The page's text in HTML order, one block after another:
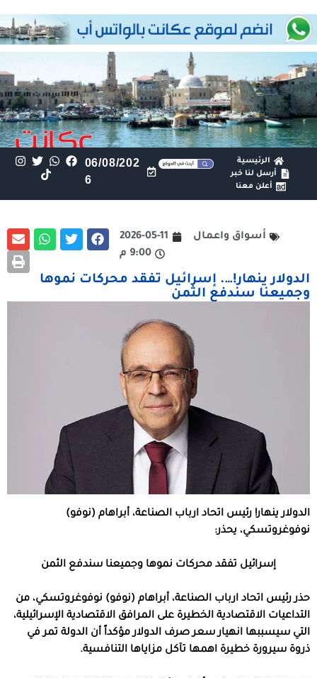
الرئيسية
أرسل لنا خبر
أعلن معنا
06/08/202
6
أسواق واعمال
2026-05-11
9:00 م
الدولار ينهار!…. إسرائيل تفقد محركات نموها
وجميعنا سندفع الثمن
الدولار ينهار! رئيس اتحاد ارباب الصناعة، أبراهام (نوفو)
نوفوغروتسكي، يحذر:
إسرائيل تفقد محركات نموها وجميعنا سندفع الثمن
حذررئيس اتحاد ارباب الصناعة، أبراهام (نوفو) نوفوغروتسكي، من
التداعيات الاقتصادية الخطيرة على المرافق الاقتصادية الإسرائيلية،
التي سيسببها انهيار سعر صرف الدولار مؤكداً أن الدولة تمر في
ذروة سيرورة خطيرة اهمها تآكل مزاياها التنافسية.